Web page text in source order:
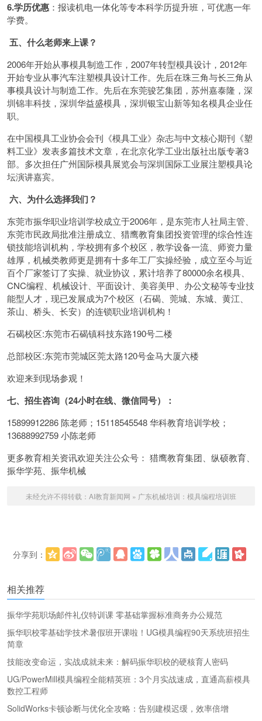
6.学历优惠 ：报读机电一体化等专本科学历提升班，可优惠一年
学费。
五、什么老师来上课？
2006年开始从事模具制造工作，2007年转型模具设计，2012年
开始专业从事汽车注塑模具设计工作。先后在珠三角与长三角从
事模具设计与制造工作。先后在东莞骏艺集团，苏州嘉泰隆，深
圳锦丰科技，深圳华益盛模具，深圳银宝山新等知名模具企业任
职。
在中国模具工业协会会刊《模具工业》杂志与中文核心期刊《塑
料工业》发表多篇技术文章，在北京化学工业出版社出版专著3
部。多次担任广州国际模具展览会与深圳国际工业展注塑模具论
坛演讲嘉宾。
六、为什么选择我们？
东莞市振华职业培训学校成立于2006年，是东莞市人社局主管、
东莞市民政局批准注册成立、猎鹰教育集团投资管理的综合性连
锁技能培训机构，学校拥有多个校区，教学设备一流、师资力量
雄厚，机械类教师更是拥有十多年工厂实操经验，成立至今与近
百个厂家签订了实操、就业协议，累计培养了80000余名模具、
CNC编程、机械设计、平面设计、美容美甲、办公文秘等专业技
能型人才，现已发展成为7个校区（石碣、莞城、东城、黄江、
茶山、桥头、长安）的连锁职业培训机构！
石碣校区:东莞市石碣镇科技东路190号二楼
总部校区:东莞市莞城区莞太路120号金马大厦六楼
欢迎来到现场参观！
七、招生咨询（24小时在线、微信同号）：
15899912286 陈老师；15118545548 华科教育培训学校；
13688992759 小陈老师
更多教育相关资讯欢迎关注公众号： 猎鹰教育集团、纵硕教育、
振华学苑、振华机械
未经允许不得转载： AI教育新闻网 » 广东机械培训：模具编程培训班
分享到：
相关推荐
振华学苑职场邮件礼仪特训课 零基础掌握标准商务办公规范
振华职校零基础学技术暑假班开课啦！UG模具编程90天系统班招生
简章
技能改变命运，实战成就未来：解码振华职校的硬核育人密码
UG/PowerMill模具编程全能精英班：3个月实战速成，直通高薪模具
数控工程师
SolidWorks卡顿诊断与优化全攻略：告别建模迟缓，效率倍增